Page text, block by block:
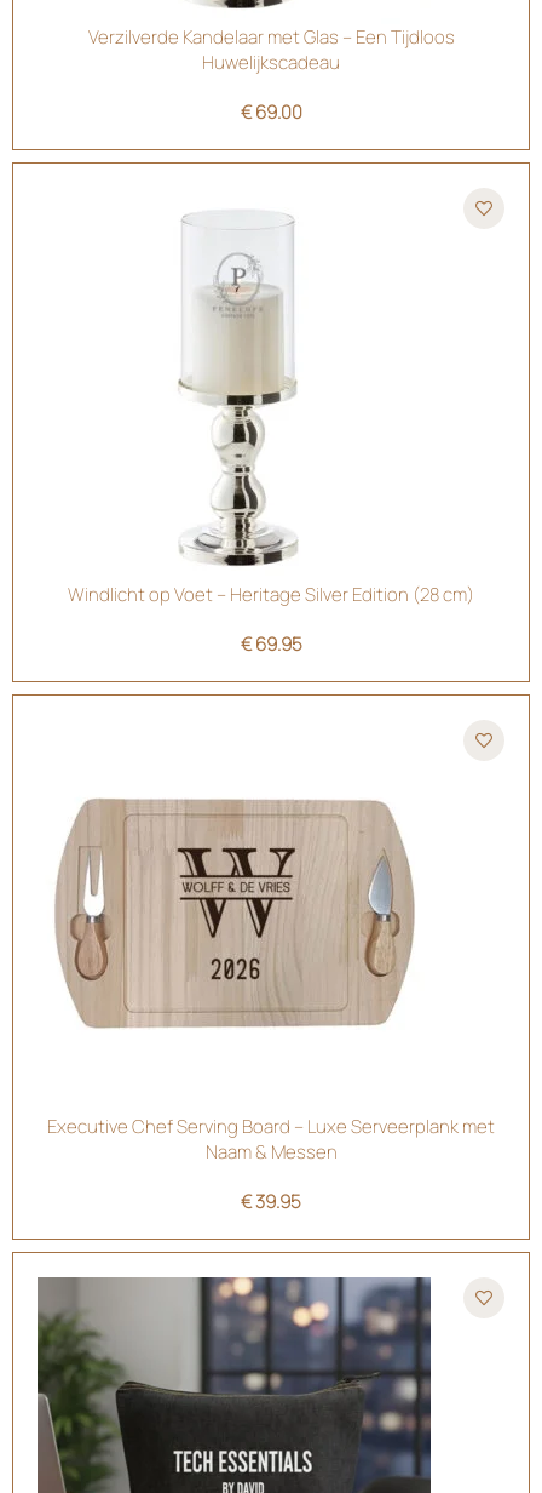
Verzilverde Kandelaar met Glas – Een Tijdloos
Huwelijkscadeau
€69.00
Windlicht op Voet – Heritage Silver Edition (28 cm)
€69.95
Executive Chef Serving Board – Luxe Serveerplank met
Naam & Messen
€39.95